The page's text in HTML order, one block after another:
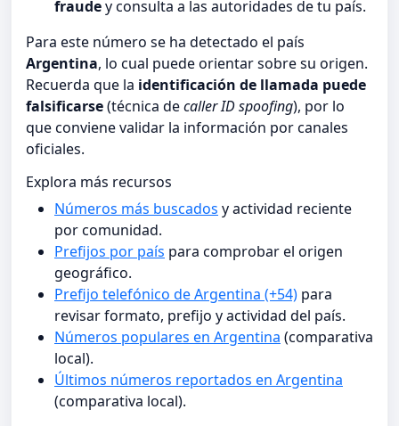
fraudey consulta a las autoridades de tu país.
Para este número se ha detectado el país
Argentina, lo cual puede orientar sobre su origen.
Recuerda que la identificación de llamada puede
falsificarse(técnica decaller ID spoofing), por lo
que conviene validar la información por canales
oficiales.
Explora más recursos
Números más buscados y actividad reciente
por comunidad.
Prefijos por país para comprobar el origen
geográfico.
Prefijo telefónico de Argentina (+54) para
revisar formato, prefijo y actividad del país.
Números populares en Argentina (comparativa
local).
Últimos números reportados en Argentina
(comparativa local).